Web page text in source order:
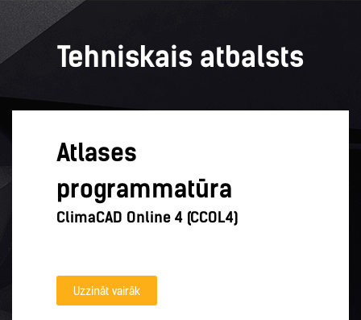
Tehniskais atbalsts
Atlases
programmatūra
ClimaCAD Online 4 (CCOL4)
Uzzināt vairāk